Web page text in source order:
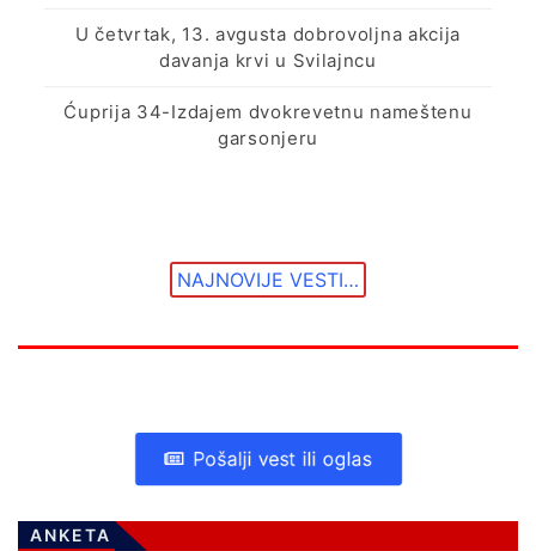
U četvrtak, 13. avgusta dobrovoljna akcija
davanja krvi u Svilajncu
Ćuprija 34-Izdajem dvokrevetnu nameštenu
garsonjeru
NAJNOVIJE VESTI…
Pošalji vest ili oglas
ANKETA